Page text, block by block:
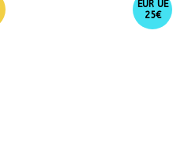
EUR UE
25€